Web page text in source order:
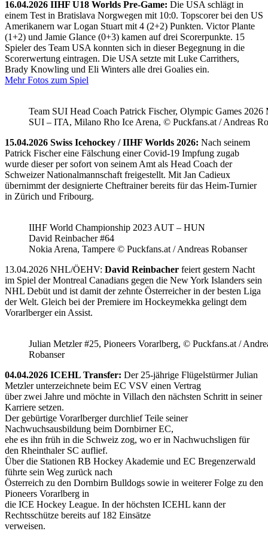
16.04.2026 IIHF U18 Worlds Pre-Game: Die USA schlägt in
einem Test in Bratislava Norgwegen mit 10:0. Topscorer bei den US
Amerikanern war Logan Stuart mit 4 (2+2) Punkten. Victor Plante
(1+2) und Jamie Glance (0+3) kamen auf drei Scorerpunkte. 15
Spieler des Team USA konnten sich in dieser Begegnung in die
Scorerwertung eintragen. Die USA setzte mit Luke Carrithers,
Brady Knowling und Eli Winters alle drei Goalies ein.
Mehr Fotos zum Spiel
Team SUI Head Coach Patrick Fischer, Olympic Games 2026
SUI – ITA, Milano Rho Ice Arena, © Puckfans.at / Andreas
15.04.2026 Swiss Icehockey / IIHF Worlds 2026: Nach seinem
Patrick Fischer eine Fälschung einer Covid-19 Impfung zugab
wurde dieser per sofort von seinem Amt als Head Coach der
Schweizer Nationalmannschaft freigestellt. Mit Jan Cadieux
übernimmt der designierte Cheftrainer bereits für das Heim-Turnier
in Zürich und Fribourg.
IIHF World Championship 2023 AUT – HUN
David Reinbacher #64
Nokia Arena, Tampere © Puckfans.at / Andreas Robanser
13.04.2026 NHL/ÖEHV: David Reinbacher feiert gestern Nacht
im Spiel der Montreal Canadians gegen die New York Islanders sein
NHL Debüt und ist damit der zehnte Österreicher in der besten Liga
der Welt. Gleich bei der Premiere im Hockeymekka gelingt dem
Vorarlberger ein Assist.
Julian Metzler #25, Pioneers Vorarlberg, © Puckfans.at /
Robanser
04.04.2026 ICEHL Transfer: Der 25-jährige Flügelstürmer Julian
Metzler unterzeichnete beim EC VSV einen Vertrag
über zwei Jahre und möchte in Villach den nächsten Schritt in seiner
Karriere setzen.
Der gebürtige Vorarlberger durchlief Teile seiner
Nachwuchsausbildung beim Dornbirner EC,
ehe es ihn früh in die Schweiz zog, wo er in Nachwuchsligen für
den Rheinthaler SC auflief.
Über die Stationen RB Hockey Akademie und EC Bregenzerwald
führte sein Weg zurück nach
Österreich zu den Dornbirn Bulldogs sowie in weiterer Folge zu den
Pioneers Vorarlberg in
die ICE Hockey League. In der höchsten ICEHL kann der
Rechtsschütze bereits auf 182 Einsätze
verweisen.